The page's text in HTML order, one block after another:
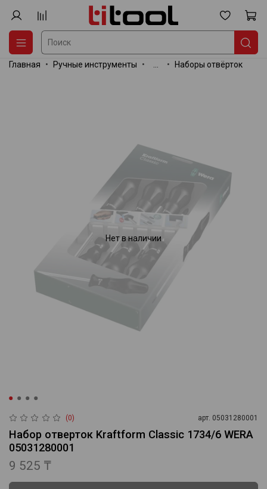
Главная Ручные инструменты Наборы отвёрток
Нет в наличии
(0) арт. 05031280001
Набор отверток Kraftform Classic 1734/6 WERA
05031280001
9 525 ₸